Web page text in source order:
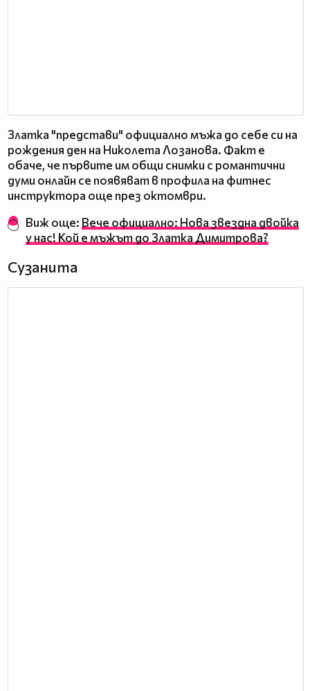
Златка "представи" официално мъжа до себе си на
рождения ден на Николета Лозанова. Факт е
обаче, че първите им общи снимки с романтични
думи онлайн се появяват в профила на фитнес
инструктора още през октомври.
Виж още: Вече официално: Нова звездна двойка
у нас! Кой е мъжът до Златка Димитрова?
Сузанита